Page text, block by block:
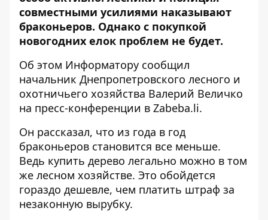
совместными усилиями наказывают
браконьеров. Однако с покупкой
новогодних елок проблем не будет.
Об этом Информатору сообщил
начальник Днепропетровского лесного и
охотничьего хозяйства Валерий Величко
на пресс-конференции в Zabeba.li.
Он рассказал, что из года в год
браконьеров становится все меньше.
Ведь купить дерево легально можно в том
же лесном хозяйстве. Это обойдется
гораздо дешевле, чем платить штраф за
незаконную вырубку.